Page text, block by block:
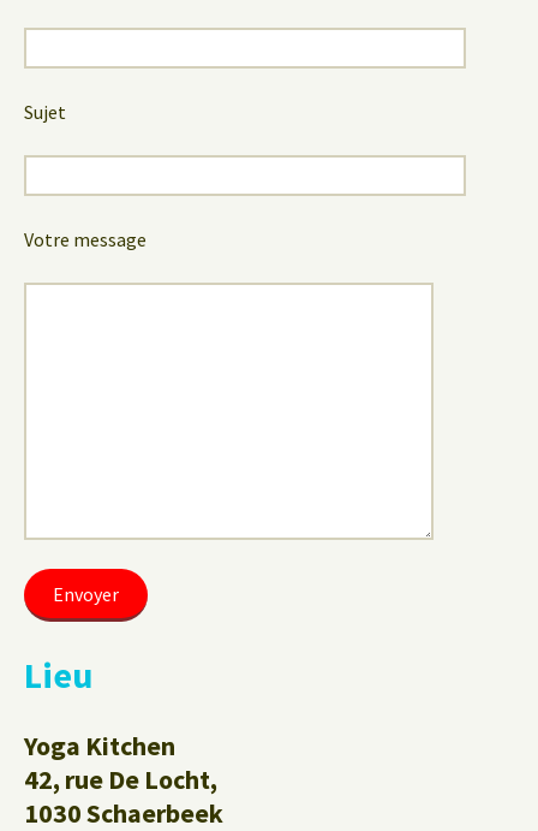
Sujet
Votre message
Lieu
Yoga Kitchen
42, rue De Locht,
1030 Schaerbeek